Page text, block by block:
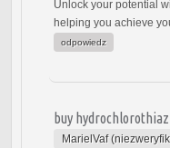
Unlock your potential
helping you achieve
odpowiedz
buy
MarielVaf